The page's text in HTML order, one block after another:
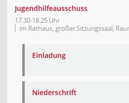
Jugendhilfeausschuss
17:30-18:25 Uhr
im Rathaus, großer Sitzungssaal,
Einladung
Niederschrift